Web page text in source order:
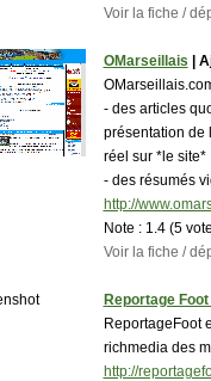
Voir la fiche /
OMarseillais |
- des articles
présentation de
réel sur *le site*
- des résumés
http://
Note : 1.4 (5
Voir la fiche /
Reportage
ReportageFoot
richmedia des
http://